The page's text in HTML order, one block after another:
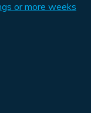
or more weeks